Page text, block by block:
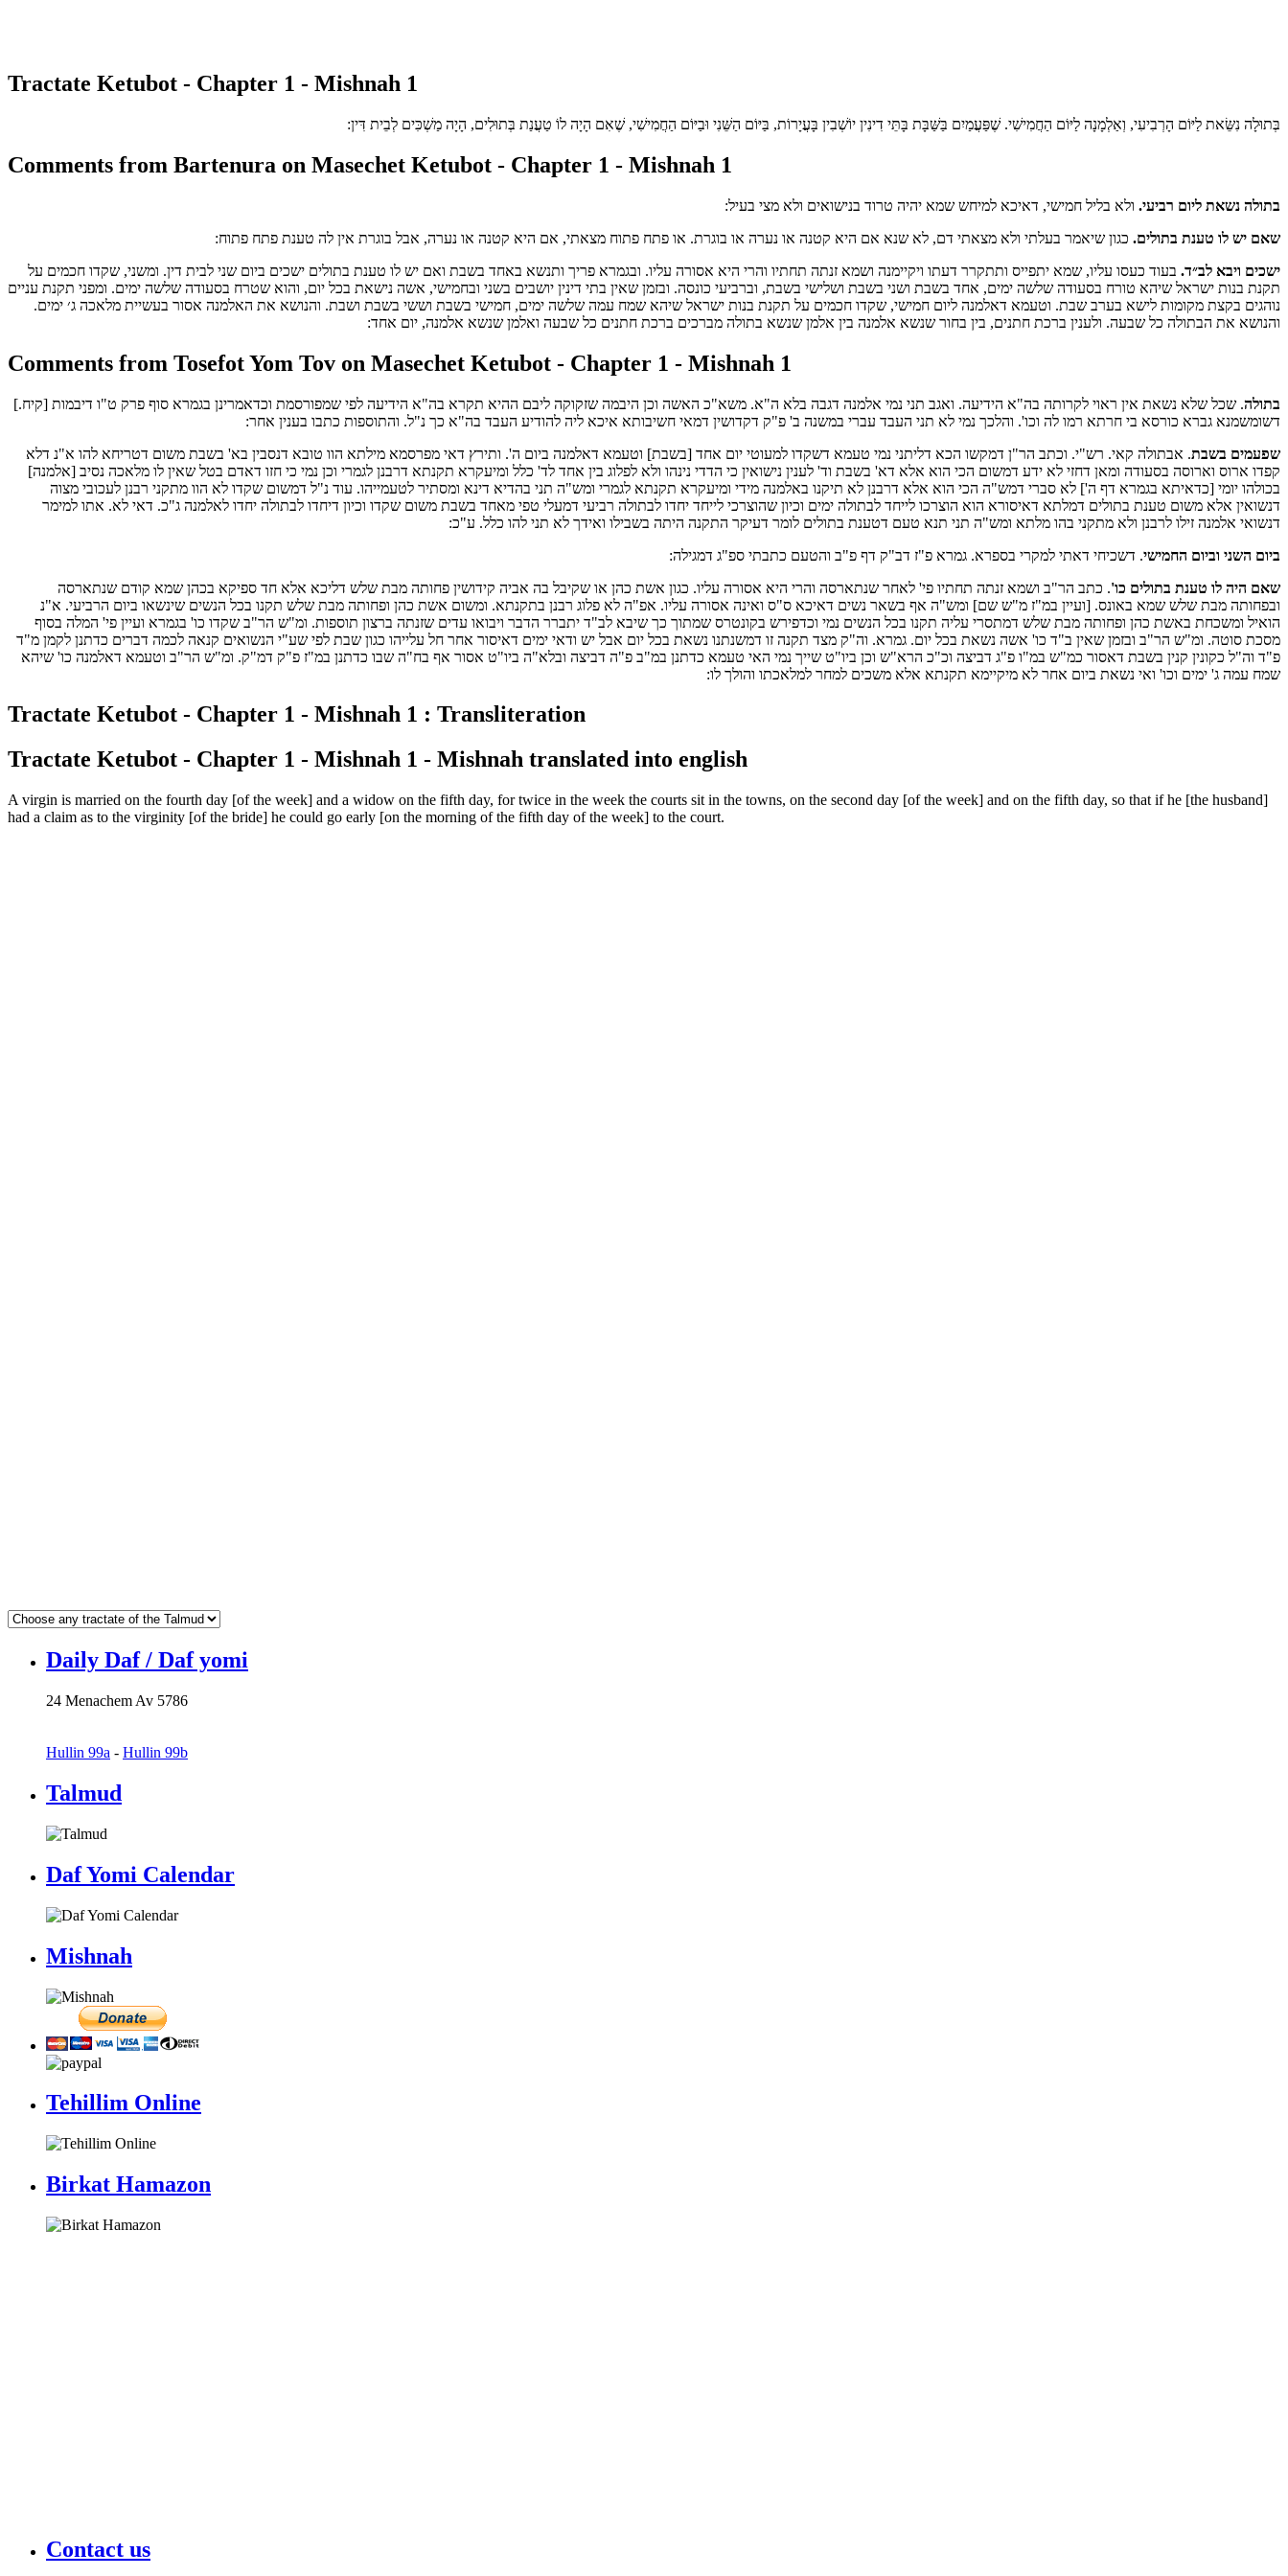
Tractate Ketubot - Chapter 1 - Mishnah 1
בְּתוּלָה נִשֵּׂאת לַיּוֹם הָרְבִיעִי, וְאַלְמָנָה לַיּוֹם הַחֲמִישִׁי. שֶׁפַּעֲמַיִם בַּשַּׁבָּת בָּתֵּי דִינִין יוֹשְׁבִין בָּעֲיָרוֹת, בַּיּוֹם הַשֵּׁנִי וּבַיּוֹם הַחֲמִישִׁי, שֶׁאִם הָיָה לוֹ טַעֲנַת בְּתוּלִים, הָיָה מַשְׁכִּים לְבֵית דִּין:
Comments from Bartenura on Masechet Ketubot - Chapter 1 - Mishnah 1
בתולה נשאת ליום רביעי. ולא בליל חמישי, דאיכא למיחש שמא יהיה טרוד בנישואים ולא מצי בעיל:
שאם יש לו טענת בתולים. כגון שיאמר בעלתי ולא מצאתי דם, לא שנא אם היא קטנה או נערה או בוגרת. או פתח פתוח מצאתי, אם היא קטנה או נערה, אבל בוגרת אין לה טענת פתח פתוח:
ישכים ויבא לב״ד. בעוד כעסו עליו, שמא יתפייס ותתקרר דעתו ויקיימנה ושמא זנתה תחתיו והרי היא אסורה עליו. ובגמרא פריך ותנשא באחד בשבת ואם יש לו טענת בתולים ישכים ביום שני לבית דין. ומשני, שקדו חכמים על
תקנת בנות ישראל שיהא טורח בסעודה שלשה ימים, אחד בשבת ושני בשבת ושלישי בשבת, וברביעי כונסה. ובזמן שאין בתי דינין יושבים בשני ובחמישי, אשה נישאת בכל יום, והוא שטרח בסעודה שלשה ימים. ומפני תקנת עניים
נוהגים בקצת מקומות לישא בערב שבת. וטעמא דאלמנה ליום חמישי, שקדו חכמים על תקנת בנות ישראל שיהא שמח עמה שלשה ימים, חמישי בשבת וששי בשבת ושבת. והנושא את האלמנה אסור בעשיית מלאכה ג׳ ימים.
והנושא את הבתולה כל שבעה. ולענין ברכת חתנים, בין בחור שנשא אלמנה בין אלמן שנשא בתולה מברכים ברכת חתנים כל שבעה ואלמן שנשא אלמנה, יום אחד:
Comments from Tosefot Yom Tov on Masechet Ketubot - Chapter 1 - Mishnah 1
בתולה. שכל שלא נשאת אין ראוי לקרותה בה"א הידיעה. ואגב תני נמי אלמנה דגבה בלא ה"א. משא"כ האשה וכן היבמה שזקוקה ליבם ההיא תקרא בה"א הידיעה לפי שמפורסמת וכדאמרינן בגמרא סוף פרק ט"ו דיבמות [קיח.]
דשומשמנא גברא כורסא בי חרתא רמו לה וכו'. והלכך נמי לא תני העבד עברי במשנה ב' פ"ק דקדושין דמאי חשיבותא איכא ליה להודיע העבד בה"א כך נ"ל. והתוספות כתבו בענין אחר:
שפעמים בשבת. אבתולה קאי. רש"י. וכתב הר"ן דמקשו הכא דליתני נמי טעמא דשקדו למעוטי יום אחד [בשבת] וטעמא דאלמנה ביום ה'. ותירץ דאי מפרסמא מילתא הוו טובא דנסבין בא' בשבת משום דטריחא להו א"נ דלא
קפדו ארוס וארוסה בסעודה ומאן דחזי לא ידע דמשום הכי הוא אלא דא' בשבת וד' לענין נישואין כי הדדי נינהו ולא לפלוג בין אחד לד' כלל ומיעקרא תקנתא דרבנן לגמרי וכן נמי כי חזו דאדם בטל שאין לו מלאכה נסיב [אלמנה]
בכולהו יומי [כדאיתא בגמרא דף ה'] לא סברי דמש"ה הכי הוא אלא דרבנן לא תיקנו באלמנה מידי ומיעקרא תקנתא לגמרי ומש"ה תני בהדיא דינא ומסתיר לטעמייהו. עוד נ"ל דמשום שקדו לא הוו מתקני רבנן לעכובי מצוה
דנשואין אלא משום טענת בתולים דמלתא דאיסורא הוא הוצרכו לייחד לבתולה ימים וכיון שהוצרכי לייחד יחדו לבתולה רביעי דמעלי טפי מאחד בשבת משום שקדו וכיון דיחדו לבתולה יחדו לאלמנה ג"כ. דאי לא. אתו למימר
דנשואי אלמנה זילו לרבנן ולא מתקני בהו מלתא ומש"ה תני תנא טעם דטענת בתולים לומר דעיקר התקנה היתה בשבילו ואידך לא תני להו כלל. ע"כ:
ביום השני וביום החמישי. דשכיחי דאתי למקרי בספרא. גמרא פ"ז דב"ק דף פ"ב והטעם כתבתי ספ"ג דמגילה:
שאם היה לו טענת בתולים כו'. כתב הר"ב ושמא זנתה תחתיו פי' לאחר שנתארסה והרי היא אסורה עליו. כגון אשת כהן או שקיבל בה אביה קידושין פחותה מבת שלש דליכא אלא חד ספיקא בכהן שמא קודם שנתארסה
ובפחותה מבת שלש שמא באונס. [ועיין במ"ז מ"ש שם] ומש"ה אף בשאר נשים דאיכא ס"ס ואינה אסורה עליו. אפ"ה לא פלוג רבנן בתקנתא. ומשום אשת כהן ופחותה מבת שלש תקנו בכל הנשים שינשאו ביום הרביעי. א"נ
הואיל ומשכחת באשת כהן ופחותה מבת שלש דמתסרי עליה תקנו בכל הנשים נמי וכדפירש בקונטרס שמתוך כך שיבא לב"ד יתברר הדבר ויבואו עדים שזנתה ברצון תוספות. ומ"ש הר"ב שקדו כו' בגמרא ועיין פי' המלה בסוף
מסכת סוטה. ומ"ש הר"ב ובזמן שאין ב"ד כו' אשה נשאת בכל יום. גמרא. וה"ק מצד תקנה זו דמשנתנו נשאת בכל יום אבל יש ודאי ימים דאיסור אחר חל עלייהו כגון שבת לפי שע"י הנשואים קנאה לכמה דברים כדתנן לקמן מ"ד
פ"ד וה"ל כקונין קנין בשבת דאסור כמ"ש במ"ו פ"ג דביצה וכ"כ הרא"ש וכן ביו"ט שייך נמי האי טעמא כדתנן במ"ב פ"ה דביצה ובלא"ה ביו"ט אסור אף בח"ה שבו כדתנן במ"ז פ"ק דמ"ק. ומ"ש הר"ב וטעמא דאלמנה כו' שיהא
שמח עמה ג' ימים וכו' ואי נשאת ביום אחר לא מיקיימא תקנתא אלא משכים למחר למלאכתו והולך לו:
Tractate Ketubot - Chapter 1 - Mishnah 1 : Transliteration
Tractate Ketubot - Chapter 1 - Mishnah 1 - Mishnah translated into english
A virgin is married on the fourth day [of the week] and a widow on the fifth day, for twice in the week the courts sit in the towns, on the second day [of the week] and on the fifth day, so that if he [the husband]
had a claim as to the virginity [of the bride] he could go early [on the morning of the fifth day of the week] to the court.
Daily Daf / Daf yomi
24 Menachem Av 5786
Hullin 99a - Hullin 99b
Talmud
Daf Yomi Calendar
Mishnah
Tehillim Online
Birkat Hamazon
Contact us